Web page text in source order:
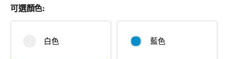
可選顏色:
白色 藍色